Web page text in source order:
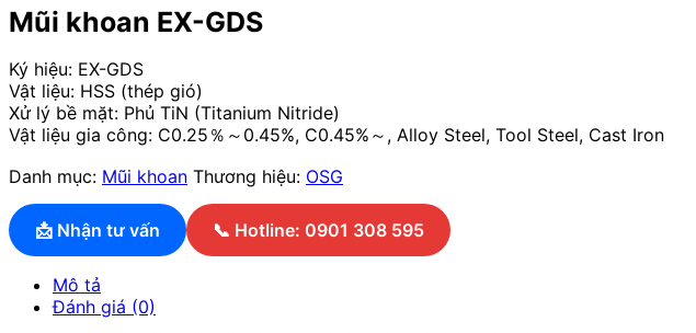
Mũi khoan EX-GDS
Ký hiệu: EX-GDS
Vật liệu: HSS (thép gió)
Xử lý bề mặt: Phủ TiN (Titanium Nitride)
Vật liệu gia công: C0.25％～0.45%, C0.45%～, Alloy Steel, Tool Steel, Cast Iron
Danh mục: Mũi khoan Thương hiệu: OSG
📩 Nhận tư vấn 📞 Hotline: 0901 308 595
Mô tả
Đánh giá (0)